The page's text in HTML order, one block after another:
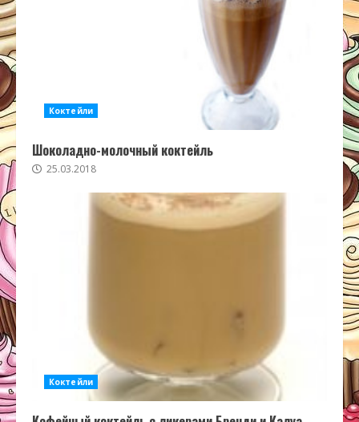
Коктейли
Шоколадно-молочный коктейль
25.03.2018
Коктейли